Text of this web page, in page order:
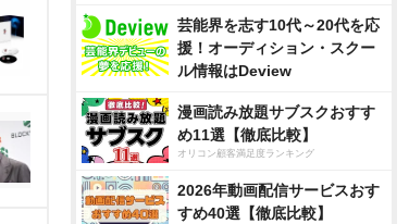
芸能界を志す10代～20代を応
援！オーディション・スクー
ル情報はDeview
漫画読み放題サブスクおすす
め11選【徹底比較】
オリコン顧客満足度ランキング
2026年動画配信サービスおす
すめ40選【徹底比較】